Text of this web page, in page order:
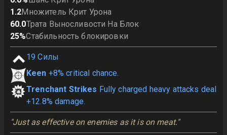
1.2Множитель Крит Урона
60.0Трата Выносливости На Блок
25%Стабильность блокировки
19 Силы
Keen +8% critical chance.
Trenchant Strikes Fully charged heavy attacks deal
+12.8% damage.
"Just as effective on enemies as it is on meat."